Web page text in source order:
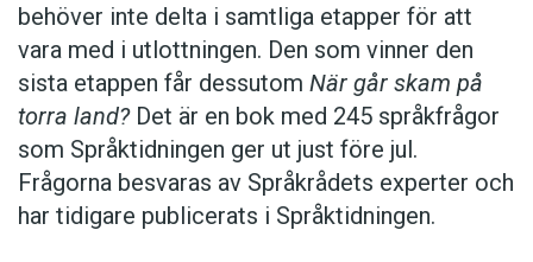
behöver inte delta i samtliga etapper för att
vara med i utlottningen. Den som vinner den
sista etappen får dessutom När går skam på
torra land? Det är en bok med 245 språkfrågor
som Språktidningen ger ut just före jul.
Frågorna besvaras av Språkrådets experter och
har tidigare publicerats i Språktidningen.